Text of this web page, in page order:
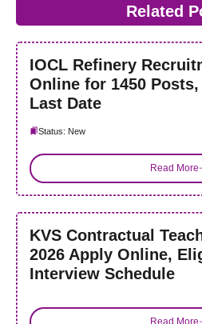
Related
IOCL Refinery
Online for 1450
Last Date
Status: New
Read More
KVS Contractual
2026 Apply Online,
Interview Schedule